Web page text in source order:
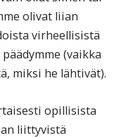
olivat liian
virheellisistä
(vaikka
miksi he lähtivät).
opillisista
liittyvistä